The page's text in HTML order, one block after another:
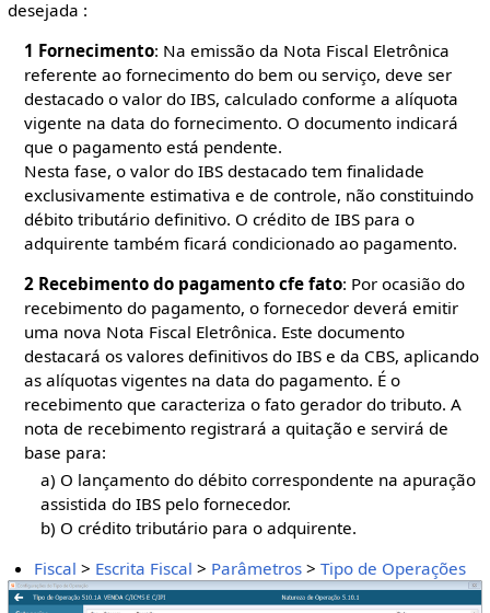
desejada :
1 Fornecimento: Na emissão da Nota Fiscal Eletrônica
referente ao fornecimento do bem ou serviço, deve ser
destacado o valor do IBS, calculado conforme a alíquota
vigente na data do fornecimento. O documento indicará
que o pagamento está pendente.
Nesta fase, o valor do IBS destacado tem finalidade
exclusivamente estimativa e de controle, não constituindo
débito tributário definitivo. O crédito de IBS para o
adquirente também ficará condicionado ao pagamento.
2 Recebimento do pagamento cfe fato: Por ocasião do
recebimento do pagamento, o fornecedor deverá emitir
uma nova Nota Fiscal Eletrônica. Este documento
destacará os valores definitivos do IBS e da CBS, aplicando
as alíquotas vigentes na data do pagamento. É o
recebimento que caracteriza o fato gerador do tributo. A
nota de recebimento registrará a quitação e servirá de
base para:
a) O lançamento do débito correspondente na apuração
assistida do IBS pelo fornecedor.
b) O crédito tributário para o adquirente.
Fiscal > Escrita Fiscal > Parâmetros >Tipo de Operações